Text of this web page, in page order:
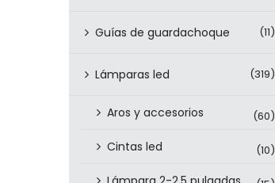
Guías de guardachoque (11)
Lámparas led (319)
Aros y accesorios (60)
Cintas led (10)